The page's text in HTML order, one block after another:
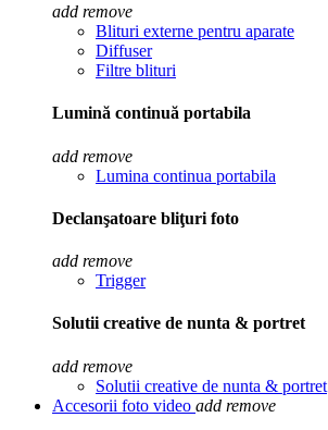
add remove
Blituri externe pentru aparate
Diffuser
Filtre blituri
Lumină continuă portabila
add remove
Lumina continua portabila
Declanşatoare bliţuri foto
add remove
Trigger
Solutii creative de nunta & portret
add remove
Solutii creative de nunta & portret
Accesorii foto video add remove